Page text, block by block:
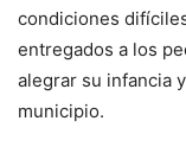
condiciones
entregados a los
alegrar su infancia
municipio.